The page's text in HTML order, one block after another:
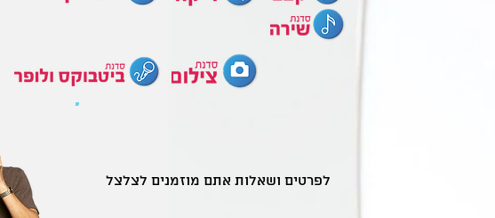
לפרטים ושאלות אתם מוזמנים לצלצל